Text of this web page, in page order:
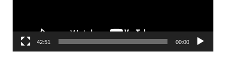
00:00
42:51